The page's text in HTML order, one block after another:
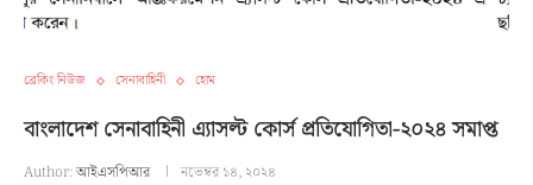
ব্রেকিং নিউজ সেনাবাহিনী হোম
বাংলাদেশ সেনাবাহিনী এ্যাসল্ট কোর্স প্রতিযোগিতা-২০২৪ সমাপ্ত
Author:আইএসপিআর নভেম্বর ১৪, ২০২৪